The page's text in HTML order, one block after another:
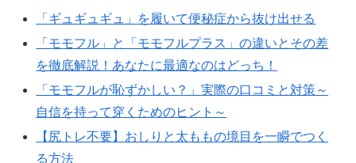
「ギュギュギュ」を履いて便秘症から抜け出せる
「モモフル」と「モモフルプラス」の違いとその差
を徹底解説！あなたに最適なのはどっち！
「モモフルが恥ずかしい？」実際の口コミと対策～
自信を持って穿くためのヒント～
【尻トレ不要】おしりと太ももの境目を一瞬でつく
る方法